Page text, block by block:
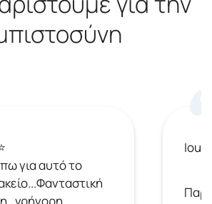
για αυτό το
Ioulia